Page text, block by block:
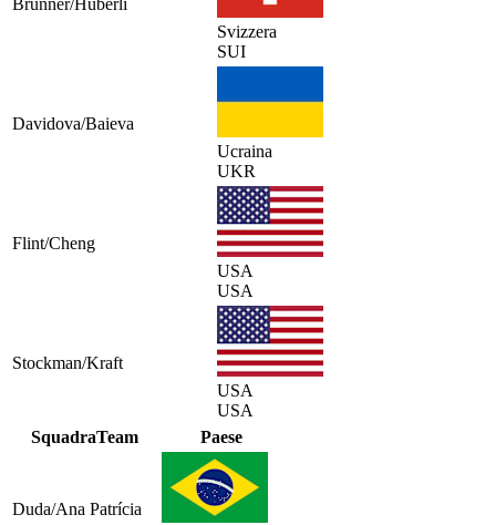
Svizzera
SUI
Davidova/Baieva
Ucraina
UKR
Flint/Cheng
USA
USA
Stockman/Kraft
USA
USA
SquadraTeam Paese
Duda/Ana Patrícia